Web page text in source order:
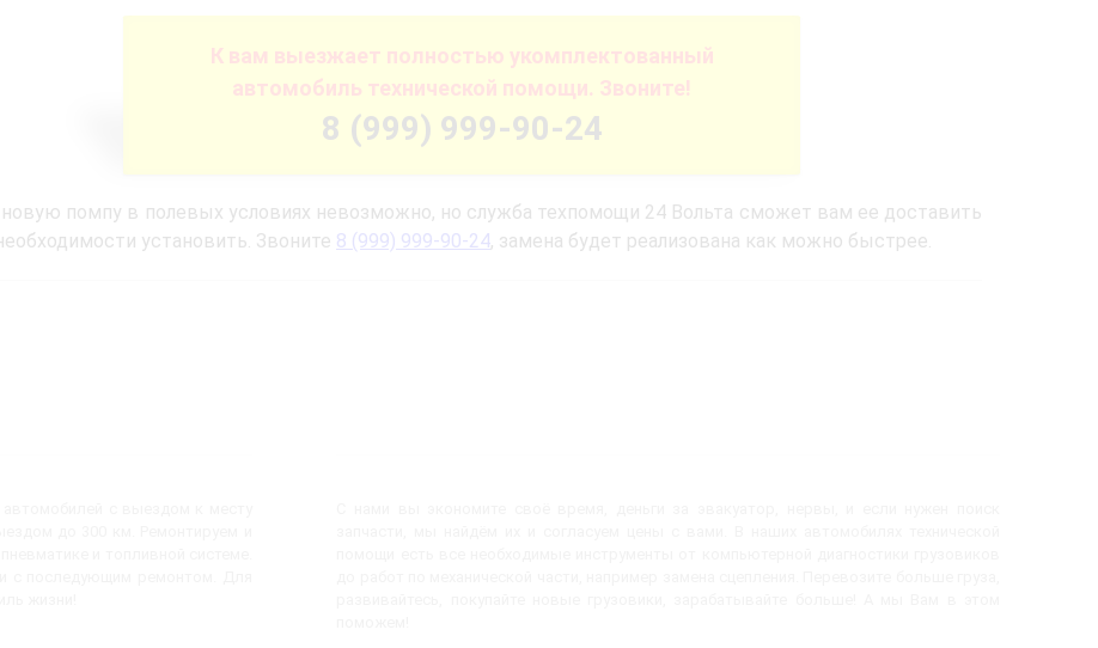
К вам выезжает полностью укомплектованный
автомобиль технической помощи. Звоните!
8 (999) 999-90-24
новую помпу в полевых условиях невозможно, но служба техпомощи 24 Вольта сможет вам ее доставить
установить. Звоните 8 (999) 999-90-24, замена будет реализована как можно быстрее.